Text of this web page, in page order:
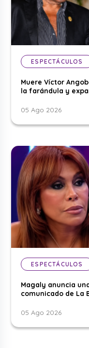
ESPECTÁCULOS
Muere Víctor
la farándula y
05 Ago 2026
ESPECTÁCULOS
Magaly anuncia
comunicado de La
05 Ago 2026